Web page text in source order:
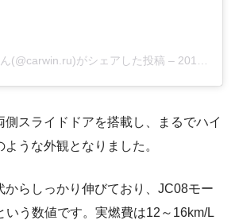
(@carwin.ru)がシェアした投稿 – 2019年 1月月23日午前12時14分PST
側スライドドアを搭載し、まるでハイ
ような外観となりました。
からしっかり伸びており、JC08モー
いう数値です。実燃費は12～16km/L